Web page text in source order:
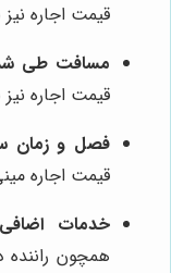
قیمت اجاره
مسافت طی
قیمت اجاره
فصل و زمان
قیمت اجاره
خدمات
همچون راننده